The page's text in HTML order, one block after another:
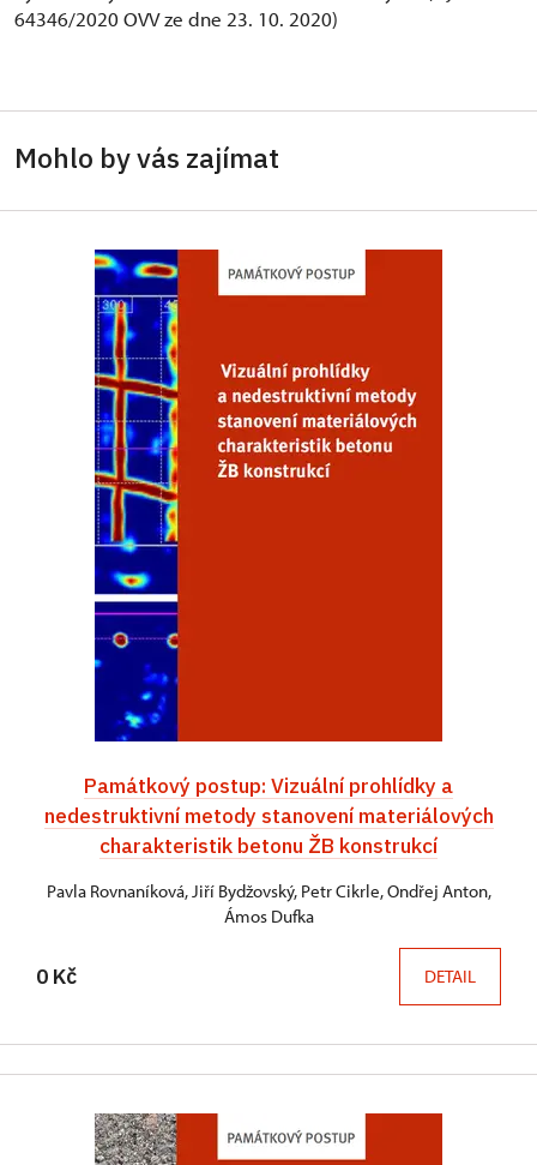
64346/2020 OVV ze dne 23. 10. 2020)
Mohlo by vás zajímat
Památkový postup: Vizuální prohlídky a
nedestruktivní metody stanovení materiálových
charakteristik betonu ŽB konstrukcí
Pavla Rovnaníková, Jiří Bydžovský, Petr Cikrle, Ondřej Anton,
Ámos Dufka
0 Kč DETAIL